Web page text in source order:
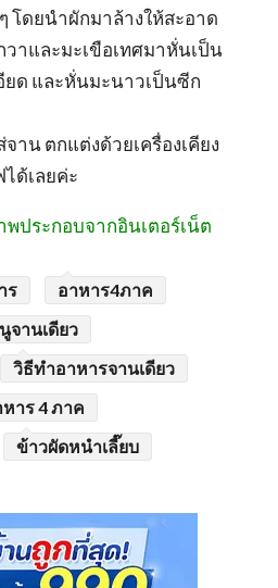
โดยนำผักมาล้างให้สะอาด
าและมะเขือเทศมาหั่นเป็น
ยด และหั่นมะนาวเป็นซีก
าน ตกแต่งด้วยเครื่องเคียง
ด้เลยค่ะ
พประกอบจากอินเตอร์เน็ต
ร
อาหาร4ภาค
จานเดียว
วิธีทำอาหารจานเดียว
หาร 4 ภาค
ข้าวผัดหนำเลี๊ยบ